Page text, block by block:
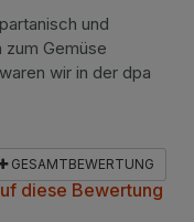
und
Gemüse
wir in der dpa
GESAMTBEWERTUNG
diese Bewertung